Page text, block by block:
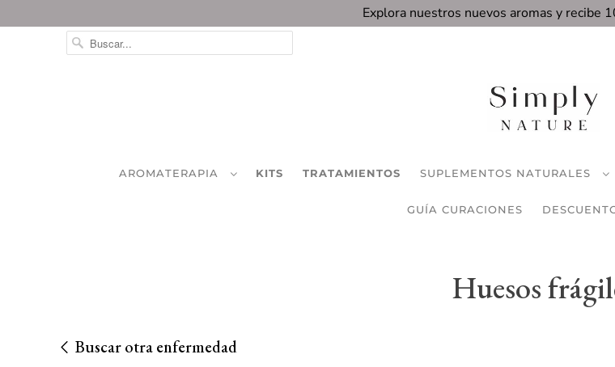
Explora nuestros nuevos aromas y recibe
AROMATERAPIA KITS TRATAMIENTOS SUPLEMENTOS NATURALES
GUÍA CURACIONES
Huesos
Buscar otra enfermedad